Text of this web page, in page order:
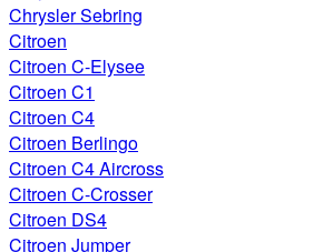
Chrysler Sebring
Citroen
Citroen C-Elysee
Citroen C1
Citroen C4
Citroen Berlingo
Citroen C4 Aircross
Citroen C-Crosser
Citroen DS4
Citroen Jumper